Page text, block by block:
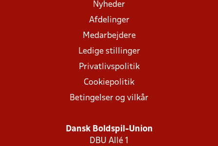
Nyheder
Afdelinger
Medarbejdere
Ledige stillinger
Privatlivspolitik
Cookiepolitik
Betingelser og vilkår
Dansk Boldspil-Union
DBU Allé 1